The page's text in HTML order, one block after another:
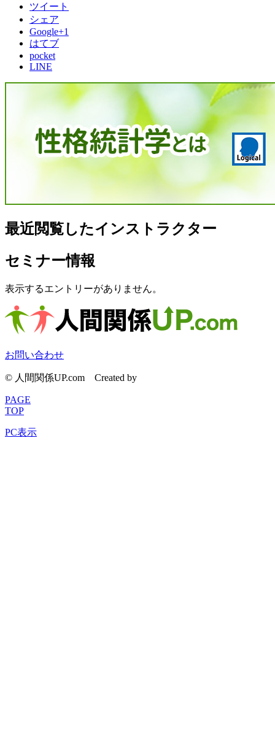
ツイート
シェア
Google+1
はてブ
pocket
LINE
最近閲覧したインストラクター
セミナー情報
表示するエントリーがありません。
お問い合わせ
© 人間関係UP.com Created by
PAGE
TOP
PC表示